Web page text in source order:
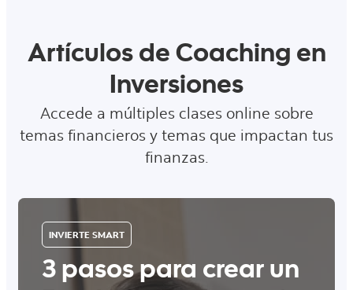
Artículos de Coaching en
Inversiones
Accede a múltiples clases online sobre
temas financieros y temas que impactan tus
finanzas.
INVIERTE SMART
3 pasos para crear un